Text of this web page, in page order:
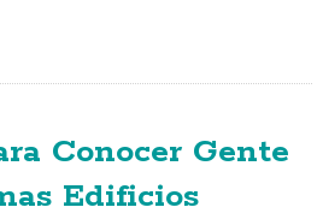
Conocer Gente
Edificios